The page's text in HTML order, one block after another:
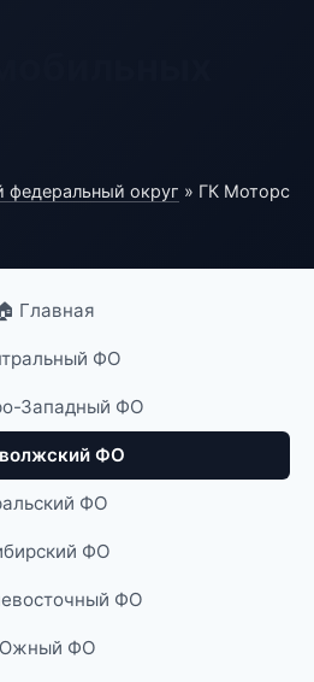
федеральный округ » ГК Моторс
Главная
ФО
Западный ФО
ФО
ФО
ФО
ФО
ФО